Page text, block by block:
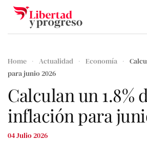
Skip to main content
Home Actualidad Economía
para junio 2026
Calculan un 1.8%
inflación para
04 Julio 2026